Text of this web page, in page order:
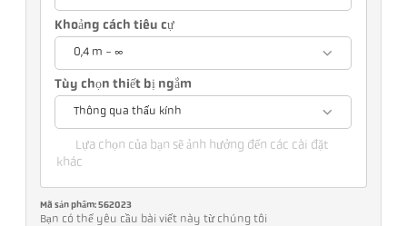
Khoảng cách tiêu cự
0,4 m - ∞
Tùy chọn thiết bị ngắm
Thông qua thấu kính
Lựa chọn của bạn sẽ ảnh hưởng đến các cài đặt
khác
Mã sản phẩm: 562023
Bạn có thể yêu cầu bài viết này từ chúng tôi